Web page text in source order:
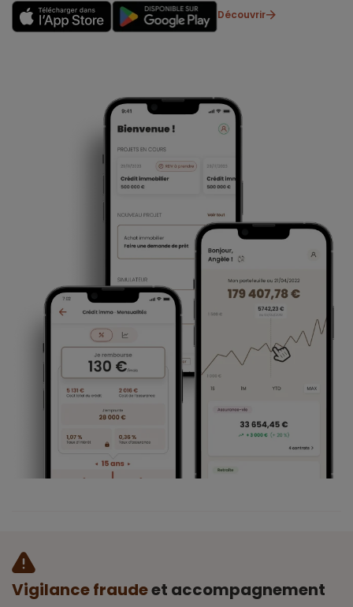
Découvrir
Vigilance fraudeet accompagnement